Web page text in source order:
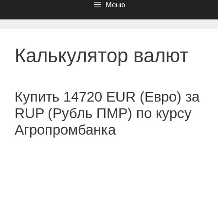
Меню
Калькулятор валют
Купить 14720 EUR (Евро) за
RUP (Рубль ПМР) по курсу
Агропромбанка